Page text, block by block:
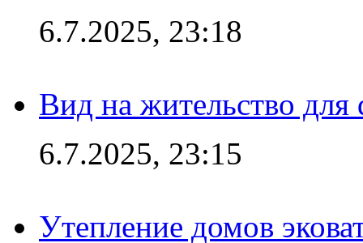
6.7.2025, 23:18
Вид на жительство
6.7.2025, 23:15
Утепление домов